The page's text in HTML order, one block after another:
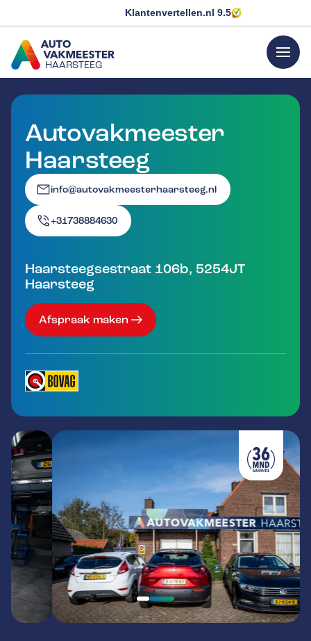
Klantenvertellen.nl 9.5
HAARSTEEG
GA NAAR DE HOMEPAGINA
menu
Autovakmeester
Haarsteeg
info@autovakmeesterhaarsteeg.nl
+31738884630
Haarsteegsestraat 106b, 5254JT
Haarsteeg
Afspraak maken